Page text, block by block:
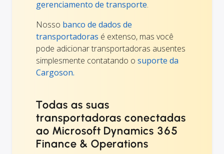
gerenciamento de transporte.
Nosso banco de dados de
transportadoras é extenso, mas você
pode adicionar transportadoras ausentes
simplesmente contatando o suporte da
Cargoson.
Todas as suas
transportadoras conectadas
ao Microsoft Dynamics 365
Finance & Operations